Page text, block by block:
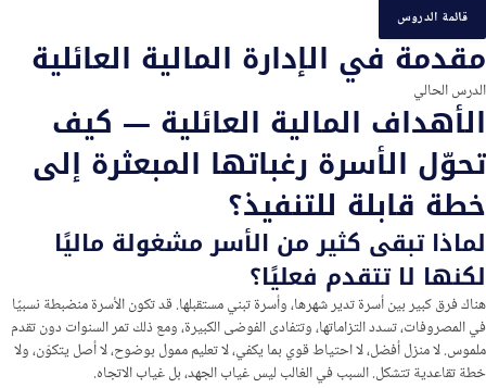
قائمة الدروس
مقدمة في الإدارة المالية العائلية
الدرس الحالي
الأهداف المالية العائلية — كيف
تحوّل الأسرة رغباتها المبعثرة إلى
خطة قابلة للتنفيذ؟
لماذا تبقى كثير من الأسر مشغولة ماليًا
لكنها لا تتقدم فعليًا؟
هناك فرق كبير بين أسرة تدير شهرها، وأسرة تبني مستقبلها. قد تكون الأسرة منضبطة نسبيًا
في المصروفات، تسدد التزاماتها، وتتفادى الفوضى الكبيرة، ومع ذلك تمر السنوات دون تقدم
ملموس. لا منزل أفضل، لا احتياط قوي بما يكفي، لا تعليم ممول بوضوح، لا أصل يتكوّن، ولا
خطة تقاعدية تتشكل. السبب في الغالب ليس غياب الجهد، بل غياب الاتجاه.